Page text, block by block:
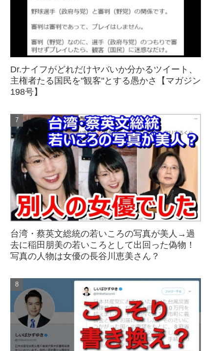
Dr.ナイフがどれだけヤバいか分かるツイート、
主権者たる国民を"観客"とする愚かさ【マガジン
198号】
台湾・蔡英文総統の若いころの写真が美人→過
去に稲田朋美の若いころとして出回った偽物！
写真の人物は女優の長谷川恵美さん？